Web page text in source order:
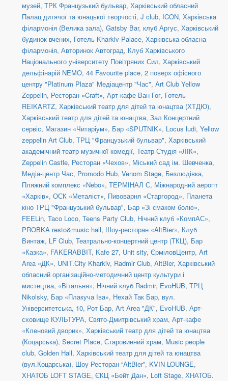
музей, ТРК Французький бульвар, Харківський обласний
Палац дитячої та юнацької творчості, J club, ICON, Харківська
філармонія (Велика зала), Gatsby Bar, клуб Аргус, Харківський
будинок вчених, Готель Kharkiv Palace, Харківська обласна
філармонія, Авторинок Автоград, Клуб Харківського
Національного університету Повітряних Сил, Харківський
дельфінарій NEMO, 44 Favourite place, 2 поверх офісного
центру "Platinum Plaza" Медіацентр "Час", Art Club Yellow
Zeppelin, Ресторан «Craft», Арт-кафе Ван Гог, Готель
REIKARTZ, Харківський театр для дітей та юнацтва (ХТДЮ),
Харківський театр для дітей та юнацтва, Зал Концертний
сервіс, Магазин «Читаріум», Бар «SPUTNIK», Locus ludi, Yellow
zeppelin Art Club, ТРЦ "Французький бульвар", Харківський
академічний театр музичної комедії, Театр-Студія «ЛІК»,
Zeppelin Castle, Ресторан «Чехов», Міський сад ім. Шевченка,
Медіа-центр Час, Promodo Hub, Venom Stage, Безлюдівка,
Пляжний комплекс «Nebo», ТЕРМІНАЛ С, Міжнародний аеропт
«Харків», ОСК «Металіст», Пивоварня «Старгород», Планета
кіно ТРЦ "Французький бульвар", Бар «Зі смаком болю»,
FEELin, Taco Loco, Teens Party Club, Нічний клуб «КомпАС»,
PROBKA resto&music hall, Шоу-ресторан «AltBier», Клуб
Винтаж, LF Club, Театрально-концертний центр (ТКЦ), Бар
«Казка», FAKERABBIT, Kafe 27, Unit sity, ЄрміловЦентр, Art
Area «ДК», UNIT.City Kharkiv, Radmir Club, AltBier, Харківський
обласний організаційно-методичний центр культури і
мистецтва, «Вітальня», Нічний клуб Radmir, EvoHUB, ТРЦ
Nikolsky, Бар «Плакуча Іва», Нехай Так Бар, вул.
Університетська, 10, Рот Бар, Art Area "ДК", EvoHUB, Арт-
сховище КУЛЬТУРА, Свято-Дмитрівський храм, Арт-кафе
«Кленовий дворик», Харківський театр для дітей та юнацтва
(Коцарська), Secret Place, Старовинний храм, Music people
club, Golden Hall, Харківський театр для дітей та юнацтва
(вул.Коцарська), Шоу Ресторан “AltBier”, KVIN LOUNGE,
ХНАТОБ LOFT STAGE, ЄКЦ «Бейт Дан», Loft Stage, ХНАТОБ.